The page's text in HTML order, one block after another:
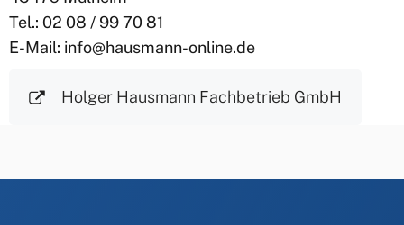
Tel.: 02 08 / 99 70 81
E-Mail: info@hausmann-online.de
Holger Hausmann Fachbetrieb GmbH